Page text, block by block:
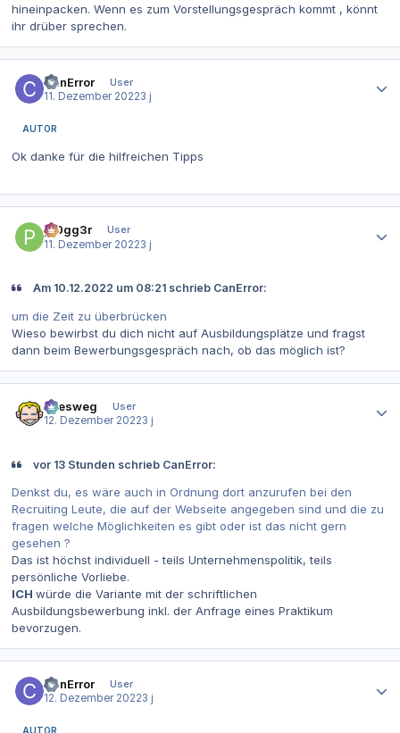
hineinpacken. Wenn es zum Vorstellungsgespräch kommt , könnt
ihr drüber sprechen.
CanError
User
11. Dezember 20223 j
AUTOR
Ok danke für die hilfreichen Tipps
pr0gg3r
User
11. Dezember 20223 j
Am 10.12.2022 um 08:21 schrieb CanError:
um die Zeit zu überbrücken
Wieso bewirbst du dich nicht auf Ausbildungsplätze und fragst
dann beim Bewerbungsgespräch nach, ob das möglich ist?
allesweg
User
12. Dezember 20223 j
vor 13 Stunden schrieb CanError:
Denkst du, es wäre auch in Ordnung dort anzurufen bei den
Recruiting Leute, die auf der Webseite angegeben sind und die zu
fragen welche Möglichkeiten es gibt oder ist das nicht gern
gesehen ?
Das ist höchst individuell - teils Unternehmenspolitik, teils
persönliche Vorliebe.
ICH würde die Variante mit der schriftlichen
Ausbildungsbewerbung inkl. der Anfrage eines Praktikum
bevorzugen.
CanError
User
12. Dezember 20223 j
AUTOR